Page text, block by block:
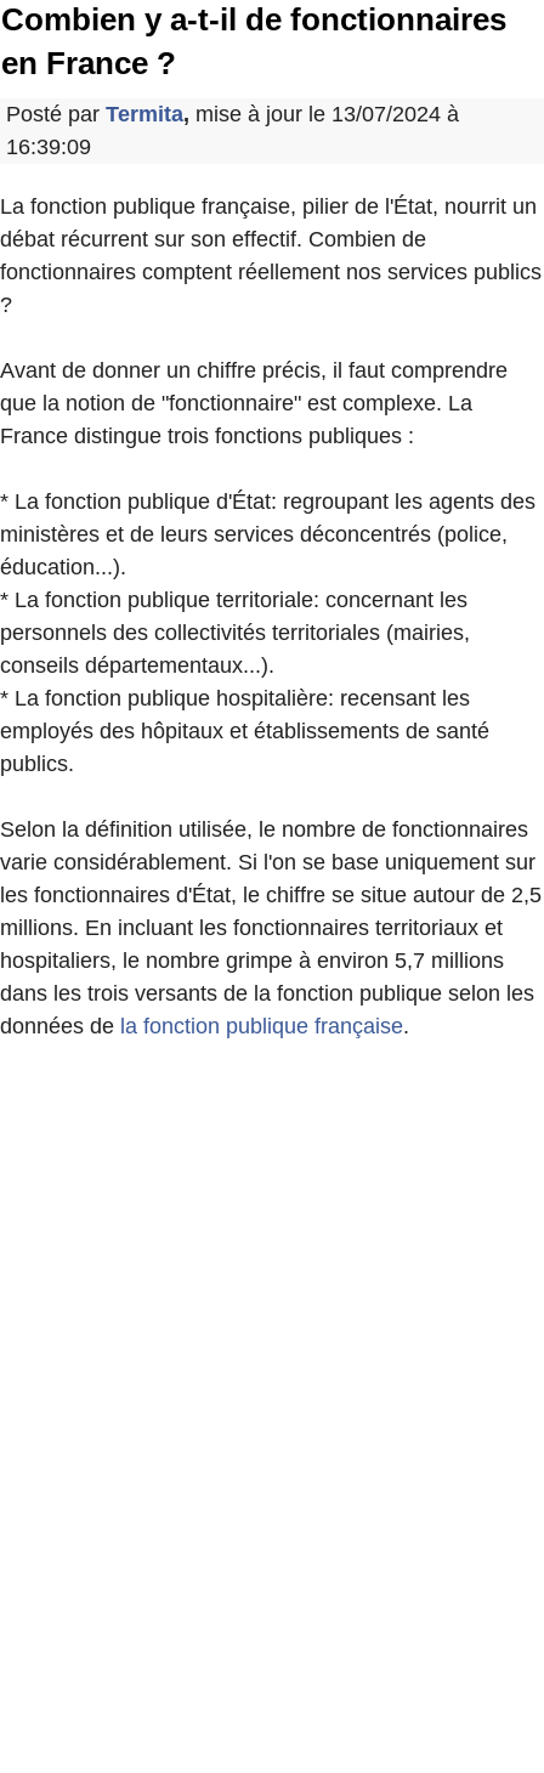
Combien y a-t-il de fonctionnaires
en France ?
Posté par Termita, mise à jour le 13/07/2024 à
16:39:09
La fonction publique française, pilier de l'État, nourrit un
débat récurrent sur son effectif. Combien de
fonctionnaires comptent réellement nos services publics
?
Avant de donner un chiffre précis, il faut comprendre
que la notion de "fonctionnaire" est complexe. La
France distingue trois fonctions publiques :
* La fonction publique d'État: regroupant les agents des
ministères et de leurs services déconcentrés (police,
éducation...).
* La fonction publique territoriale: concernant les
personnels des collectivités territoriales (mairies,
conseils départementaux...).
* La fonction publique hospitalière: recensant les
employés des hôpitaux et établissements de santé
publics.
Selon la définition utilisée, le nombre de fonctionnaires
varie considérablement. Si l'on se base uniquement sur
les fonctionnaires d'État, le chiffre se situe autour de 2,5
millions. En incluant les fonctionnaires territoriaux et
hospitaliers, le nombre grimpe à environ 5,7 millions
dans les trois versants de la fonction publique selon les
données de la fonction publique française.